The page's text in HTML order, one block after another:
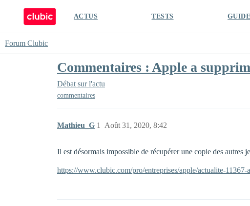
ACTUS TESTS
Forum Clubic
Commentaires : Apple a
Débat sur l'actu
commentaires
Mathieu_G Août 31, 2020, 8:42
1
Il est désormais impossible de récupérer une copie des autres
https://www.clubic.com/pro/entreprises/apple/actualite-